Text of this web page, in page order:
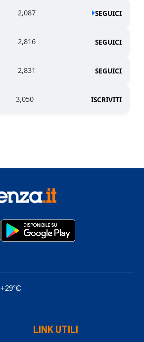
2,087 SEGUICI
2,816 SEGUICI
2,831 SEGUICI
3,050 ISCRIVITI
+29°C
LINK UTILI